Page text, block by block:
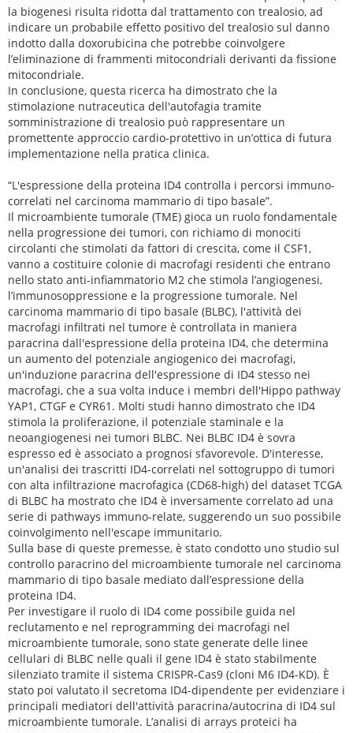
la biogenesi risulta ridotta dal trattamento con trealosio, ad
indicare un probabile effetto positivo del trealosio sul danno
indotto dalla doxorubicina che potrebbe coinvolgere
l’eliminazione di frammenti mitocondriali derivanti da fissione
mitocondriale.
In conclusione, questa ricerca ha dimostrato che la
stimolazione nutraceutica dell'autofagia tramite
somministrazione di trealosio può rappresentare un
promettente approccio cardio-protettivo in un’ottica di futura
implementazione nella pratica clinica.
“L'espressione della proteina ID4 controlla i percorsi immuno-
correlati nel carcinoma mammario di tipo basale”.
Il microambiente tumorale (TME) gioca un ruolo fondamentale
nella progressione dei tumori, con richiamo di monociti
circolanti che stimolati da fattori di crescita, come il CSF1,
vanno a costituire colonie di macrofagi residenti che entrano
nello stato anti-infiammatorio M2 che stimola l’angiogenesi,
l’immunosoppressione e la progressione tumorale. Nel
carcinoma mammario di tipo basale (BLBC), l'attività dei
macrofagi infiltrati nel tumore è controllata in maniera
paracrina dall'espressione della proteina ID4, che determina
un aumento del potenziale angiogenico dei macrofagi,
un'induzione paracrina dell'espressione di ID4 stesso nei
macrofagi, che a sua volta induce i membri dell'Hippo pathway
YAP1, CTGF e CYR61. Molti studi hanno dimostrato che ID4
stimola la proliferazione, il potenziale staminale e la
neoangiogenesi nei tumori BLBC. Nei BLBC ID4 è sovra
espresso ed è associato a prognosi sfavorevole. D'interesse,
un'analisi dei trascritti ID4-correlati nel sottogruppo di tumori
con alta infiltrazione macrofagica (CD68-high) del dataset TCGA
di BLBC ha mostrato che ID4 è inversamente correlato ad una
serie di pathways immuno-relate, suggerendo un suo possibile
coinvolgimento nell'escape immunitario.
Sulla base di queste premesse, è stato condotto uno studio sul
controllo paracrino del microambiente tumorale nel carcinoma
mammario di tipo basale mediato dall’espressione della
proteina ID4.
Per investigare il ruolo di ID4 come possibile guida nel
reclutamento e nel reprogramming dei macrofagi nel
microambiente tumorale, sono state generate delle linee
cellulari di BLBC nelle quali il gene ID4 è stato stabilmente
silenziato tramite il sistema CRISPR-Cas9 (cloni M6 ID4-KD). È
stato poi valutato il secretoma ID4-dipendente per evidenziare i
principali mediatori dell'attività paracrina/autocrina di ID4 sul
microambiente tumorale. L’analisi di arrays proteici ha